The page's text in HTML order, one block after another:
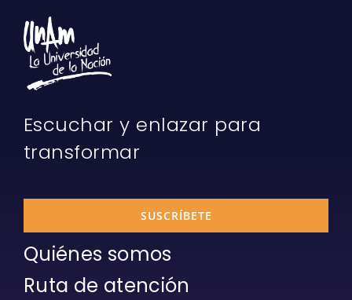
Escuchar y enlazar para
transformar
SUSCRÍBETE
Quiénes somos
Ruta de atención